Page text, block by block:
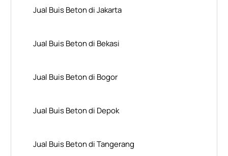
Jual Buis Beton di Jakarta
Jual Buis Beton di Bekasi
Jual Buis Beton di Bogor
Jual Buis Beton di Depok
Jual Buis Beton di Tangerang